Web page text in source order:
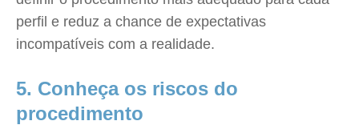
perfil e reduz a chance de expectativas
incompatíveis com a realidade.
5. Conheça os riscos do
procedimento